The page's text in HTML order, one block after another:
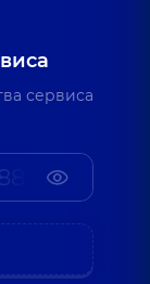
сервиса